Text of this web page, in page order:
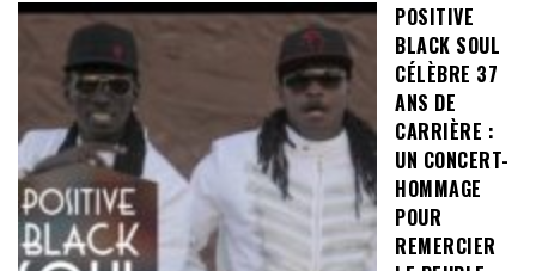
POSITIVE
BLACK SOUL
CÉLÈBRE 37
ANS DE
CARRIÈRE :
UN CONCERT-
HOMMAGE
POUR
REMERCIER